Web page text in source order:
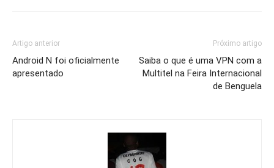
Artigo anterior
Android N foi oficialmente
apresentado
Próximo artigo
Saiba o que é uma VPN com a
Multitel na Feira Internacional
de Benguela